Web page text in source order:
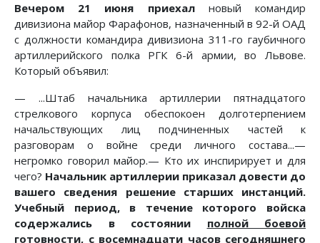
Вечером 21 июня приехал новый командир
дивизиона майор Фарафонов, назначенный в 92-й ОАД
с должности командира дивизиона 311-го гаубичного
артиллерийского полка РГК 6-й армии, во Львове.
Который объявил:
— ...Штаб начальника артиллерии пятнадцатого
стрелкового корпуса обеспокоен долготерпением
начальствующих лиц подчиненных частей к
разговорам о войне среди личного состава...—
негромко говорил майор.— Кто их инспирирует и для
чего? Начальник артиллерии приказал довести до
вашего сведения решение старших инстанций.
Учебный период, в течение которого войска
содержались в состоянии полной боевой
готовности, с восемнадцати часов сегодняшнего